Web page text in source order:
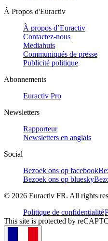
À Propos d'Euractiv
À propos d’Euractiv
Contactez-nous
Mediahuis
Communiqués de presse
Publicité politique
Abonnements
Euractiv Pro
Newsletters
Rapporteur
Newsletters en anglais
Social
Bezoek ons op facebook
Bezoek ons op bluesky
© 2026 Euractiv FR. All rights
Politique de confidentialité
This site is protected by